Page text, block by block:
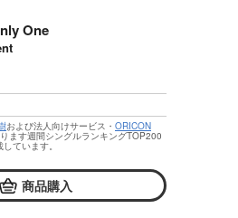
One
および法人向けサービス・ ORICON
ます週間シングルランキングTOP200
ています。
商品購入